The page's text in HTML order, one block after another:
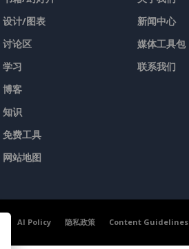
设计/图表
讨论区
学习
博客
知识
免费工具
网站地图
新闻中心
媒体工具包
联系我们
AI Policy 隐私政策 Content Guidelines